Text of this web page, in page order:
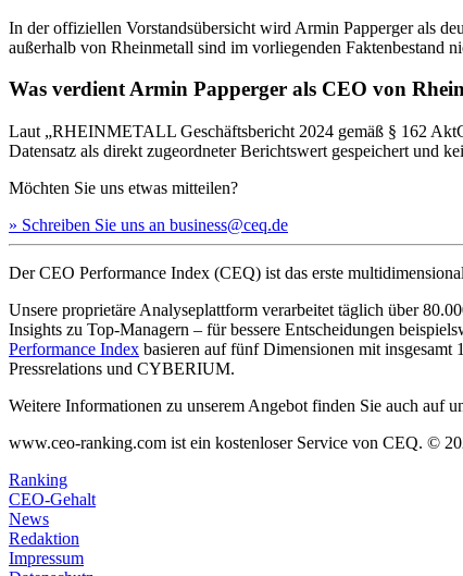
In der offiziellen Vorstandsübersicht wird Armin Papperger als
außerhalb von Rheinmetall sind im vorliegenden Faktenbestand
Was verdient Armin Papperger als CEO von
Laut „RHEINMETALL Geschäftsbericht 2024 gemäß § 162
Datensatz als direkt zugeordneter Berichtswert gespeichert und
Möchten Sie uns etwas mitteilen?
» Schreiben Sie uns an business@ceq.de
Der CEO Performance Index (CEQ) ist das erste
Unsere proprietäre Analyseplattform verarbeitet täglich über
Insights zu Top-Managern – für bessere Entscheidungen
Performance Index basieren auf fünf Dimensionen mit
Pressrelations und CYBERIUM.
Weitere Informationen zu unserem Angebot finden Sie auch auf
www.ceo-ranking.com ist ein kostenloser Service von CEQ. ©
Ranking
CEO-Gehalt
News
Redaktion
Impressum